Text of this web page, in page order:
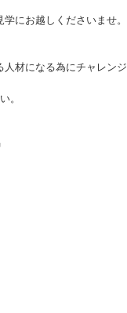
学にお越しくださいま
材になる為にチャレン
。